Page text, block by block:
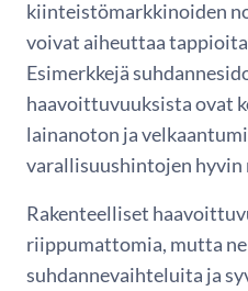
kiinteistömarkkinoiden
voivat aiheuttaa
Esimerkkejä
haavoittuvuuksista ovat
lainanoton ja
varallisuushintojen hyvin
Rakenteelliset
riippumattomia, mutta
suhdannevaihteluita ja